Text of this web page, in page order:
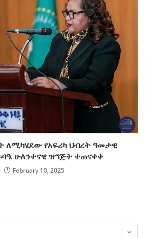
ለሚካሄደው የአፍሪካ ህብረት ዓመታዊ
ሁለንተናዊ ዝግጅት ተጠናቀቀ
February 10, 2025